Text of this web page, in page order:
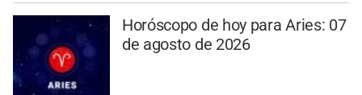
Horóscopo de hoy para Aries: 07
de agosto de 2026